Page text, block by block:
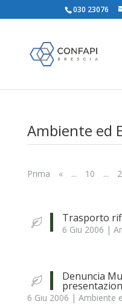
030 23076
Ambiente ed
Prima
« ... 10 ...
Trasporto
6 Giu 2006 |
Denuncia
6 Giu 2006 | Ambiente